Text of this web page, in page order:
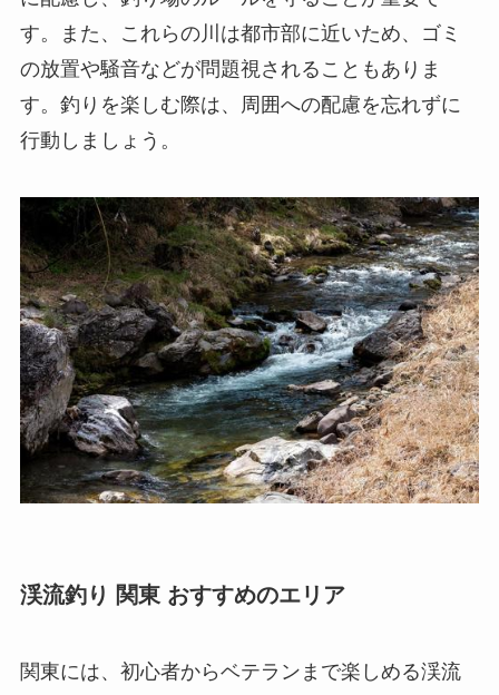
す。また、これらの川は都市部に近いため、ゴミ
の放置や騒音などが問題視されることもありま
す。釣りを楽しむ際は、周囲への配慮を忘れずに
行動しましょう。
渓流釣り 関東 おすすめのエリア
関東には、初心者からベテランまで楽しめる渓流